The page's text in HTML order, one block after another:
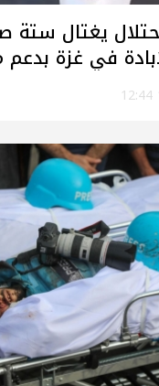
في غزة بدعم